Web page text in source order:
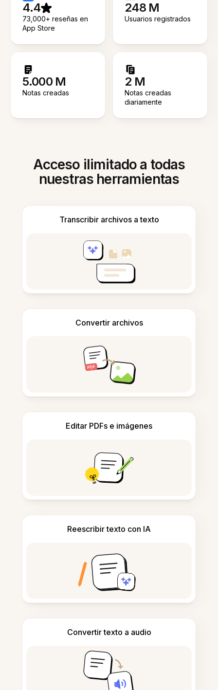
4.4
73,000+ reseñas en
App Store
248 M
Usuarios registrados
5.000 M
Notas creadas
2 M
Notas creadas
diariamente
Acceso ilimitado a todas
nuestras herramientas
Transcribir archivos a texto
Convertir archivos
Editar PDFs e imágenes
Reescribir texto con IA
Convertir texto a audio